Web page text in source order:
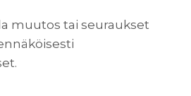
muutos tai seuraukset